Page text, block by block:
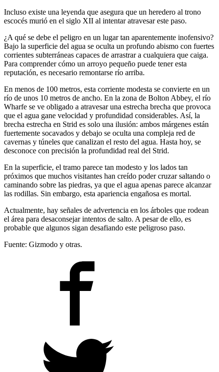
Incluso existe una leyenda que asegura que un heredero al trono
escocés murió en el siglo XII al intentar atravesar este paso.
¿A qué se debe el peligro en un lugar tan aparentemente inofensivo?
Bajo la superficie del agua se oculta un profundo abismo con fuertes
corrientes subterráneas capaces de arrastrar a cualquiera que caiga.
Para comprender cómo un arroyo pequeño puede tener esta
reputación, es necesario remontarse río arriba.
En menos de 100 metros, esta corriente modesta se convierte en un
río de unos 10 metros de ancho. En la zona de Bolton Abbey, el río
Wharfe se ve obligado a atravesar una estrecha brecha que provoca
que el agua gane velocidad y profundidad considerables. Así, la
brecha estrecha en Strid es solo una ilusión: ambos márgenes están
fuertemente socavados y debajo se oculta una compleja red de
cavernas y túneles que canalizan el resto del agua. Hasta hoy, se
desconoce con precisión la profundidad real del Strid.
En la superficie, el tramo parece tan modesto y los lados tan
próximos que muchos visitantes han creído poder cruzar saltando o
caminando sobre las piedras, ya que el agua apenas parece alcanzar
las rodillas. Sin embargo, esta apariencia engañosa es mortal.
Actualmente, hay señales de advertencia en los árboles que rodean
el área para desaconsejar intentos de salto. A pesar de ello, es
probable que algunos sigan desafiando este peligroso paso.
Fuente: Gizmodo y otras.